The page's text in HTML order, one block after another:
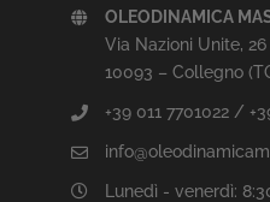
OLEODINAMICA
Via Nazioni Unite, 26
10093 – Collegno
+39 011 7701022 /
Lunedì - venerdì: